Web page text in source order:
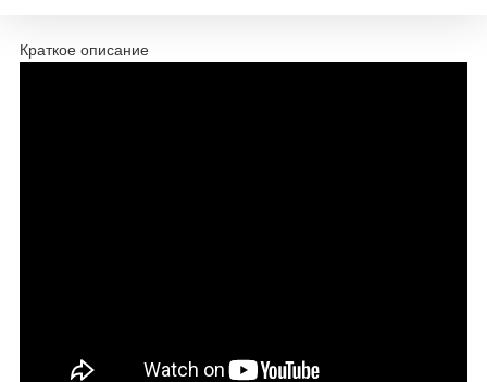
Краткое описание